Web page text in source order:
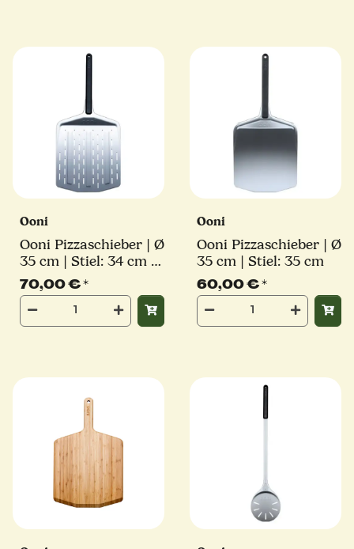
Ooni
Ooni Pizzaschieber | Ø
35 cm | Stiel: 34 cm |
perforiert | eckig
70,00 €*
Ooni
Ooni Pizzaschieber | Ø
35 cm | Stiel: 35 cm
60,00 €*